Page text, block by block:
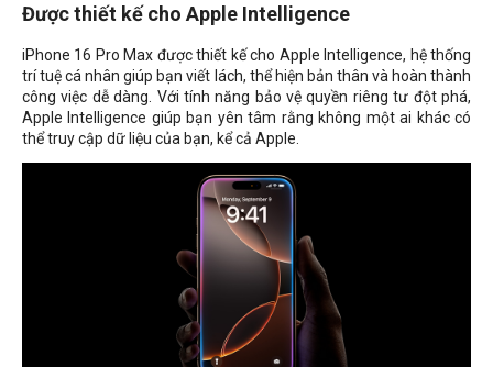
Được thiết kế cho Apple Intelligence
iPhone 16 Pro Max được thiết kế cho Apple Intelligence, hệ thống
trí tuệ cá nhân giúp bạn viết lách, thể hiện bản thân và hoàn thành
công việc dễ dàng. Với tính năng bảo vệ quyền riêng tư đột phá,
Apple Intelligence giúp bạn yên tâm rằng không một ai khác có
thể truy cập dữ liệu của bạn, kể cả Apple.